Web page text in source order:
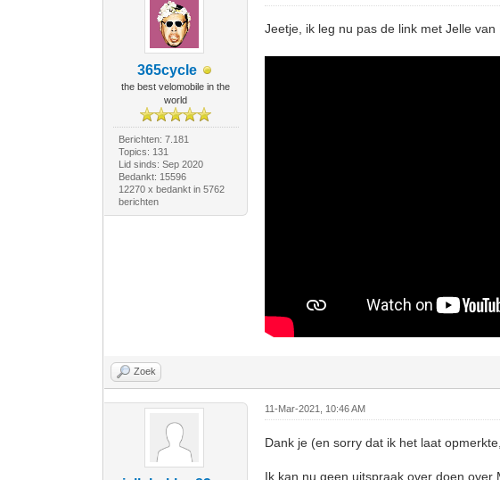
365cycle
the best velomobile in the
world
Berichten: 7.181
Topics: 131
Lid sinds: Sep 2020
Bedankt: 15596
12270 x bedankt in 5762
berichten
Jeetje, ik leg nu pas de link met Jelle
Zoek
11-Mar-2021, 10:46 AM
Dank je (en sorry dat ik het laat
Ik kan nu geen uitspraak over doen over